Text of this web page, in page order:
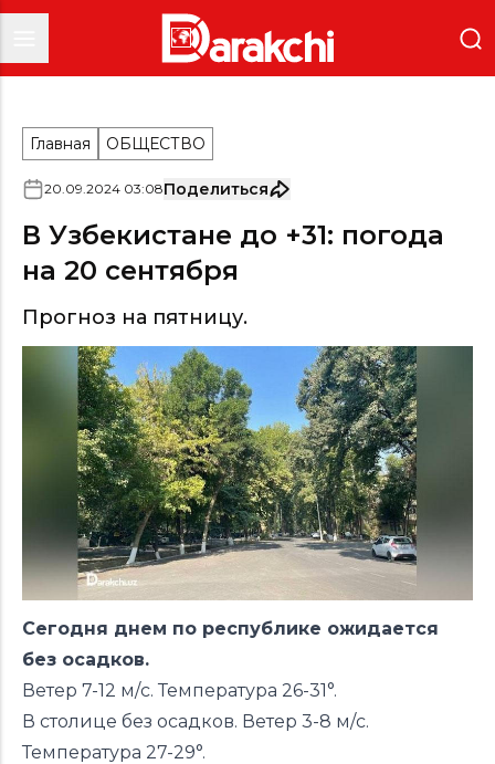
Главная ОБЩЕСТВО
20.09.2024 03:08Поделиться
В Узбекистане до +31: погода
на 20 сентября
Прогноз на пятницу.
Сегодня днем по республике ожидается
без осадков.
Ветер 7-12 м/с. Температура 26-31°.
В столице без осадков. Ветер 3-8 м/с.
Температура 27-29°.